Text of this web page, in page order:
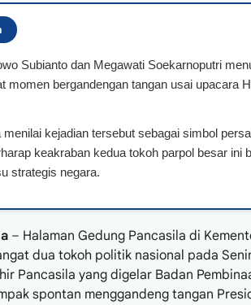
Subianto dan Megawati Soekarnoputri
momen bergandengan tangan usai upacara
menilai kejadian tersebut sebagai simbol
keakraban kedua tokoh parpol besar ini
strategis negara.
– Halaman Gedung Pancasila di
dua tokoh politik nasional pada
Pancasila yang digelar Badan
spontan menggandeng tangan